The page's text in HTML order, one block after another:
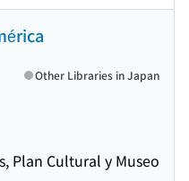
Plan Cultural y Museo
Other Libraries in Japan